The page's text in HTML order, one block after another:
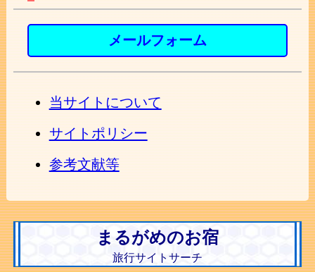
メールフォーム
当サイトについて
サイトポリシー
参考文献等
まるがめのお宿
旅行サイトサーチ